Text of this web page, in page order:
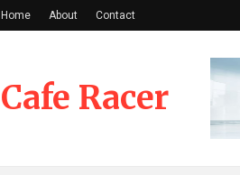
Home About Contact
Cafe Racer